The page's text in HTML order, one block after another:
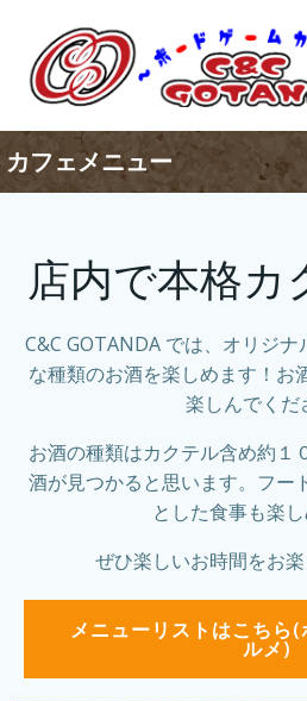
ン
テ
ン
ツ
へ
ス
プ
カフェメニュー
店内で本格カ
C&C GOTANDA では、オリジ
な種類のお酒を楽しめます！お
楽しんでくだ
お酒の種類はカクテル含め約１
酒が見つかると思います。フー
とした食事も楽し
ぜひ楽しいお時間をお楽
メニューリストはこちら
ルメ)